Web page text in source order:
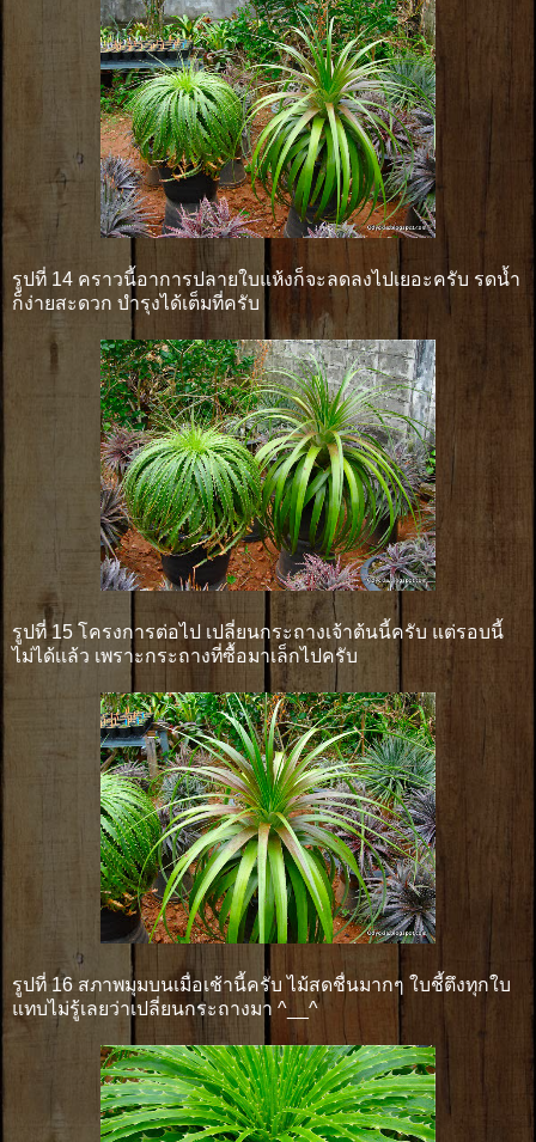
รูปที่ 14 คราวนี้อาการปลายใบแห้งก็จะลดลงไปเยอะครับ รดน้ำ
ก็ง่ายสะดวก บำรุงได้เต็มที่ครับ
รูปที่ 15 โครงการต่อไป เปลี่ยนกระถางเจ้าต้นนี้ครับ แต่รอบนี้
ไม่ได้เเล้ว เพราะกระถางที่ซื้อมาเล็กไปครับ
รูปที่ 16 สภาพมุมบนเมื่อเช้านี้ครับ ไม้สดชื่นมากๆ ใบชี้ตึงทุกใบ
แทบไม่รู้เลยว่าเปลี่ยนกระถางมา ^__^